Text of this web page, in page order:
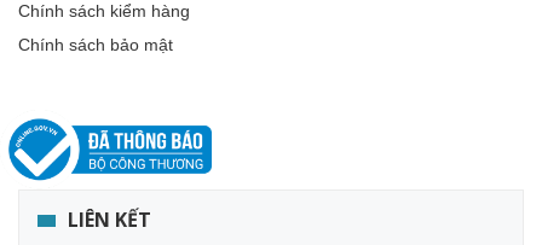
Chính sách kiểm hàng
Chính sách bảo mật
LIÊN KẾT